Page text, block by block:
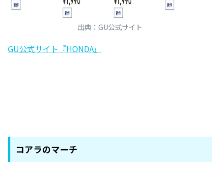
出典：GU公式サイト
GU公式サイト『HONDA』
コアラのマーチ